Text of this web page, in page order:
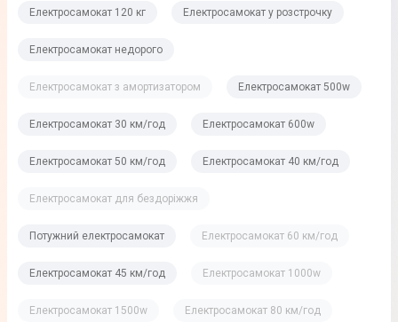
Електросамокат 120 кг Електросамокат у розстрочку
Електросамокат недорого
Електросамокат з амортизатором Електросамокат 500w
Електросамокат 30 км/год Електросамокат 600w
Електросамокат 50 км/год Електросамокат 40 км/год
Електросамокат для бездоріжжя
Потужний електросамокат Електросамокат 60 км/год
Електросамокат 45 км/год Електросамокат 1000w
Електросамокат 1500w Електросамокат 80 км/год